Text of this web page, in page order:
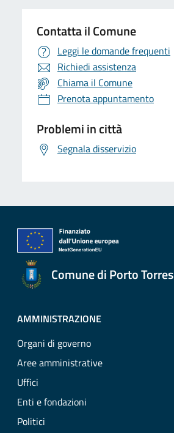
Contatta il Comune
Leggi le domande frequenti
Richiedi assistenza
Chiama il Comune
Prenota appuntamento
Problemi in città
Segnala disservizio
Comune di Porto Torres
AMMINISTRAZIONE
Organi di governo
Aree amministrative
Uffici
Enti e fondazioni
Politici